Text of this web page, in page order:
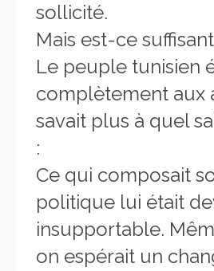
sollicité.
Mais est-ce
Le peuple tunisien
complètement aux
savait plus à quel
:
Ce qui composait
politique lui était
insupportable.
on espérait un